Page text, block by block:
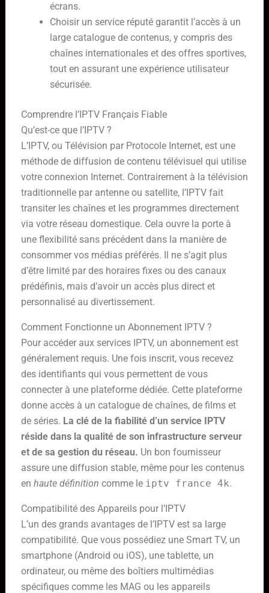
écrans.
Choisir un service réputé garantit l’accès à un
large catalogue de contenus, y compris des
chaînes internationales et des offres sportives,
tout en assurant une expérience utilisateur
sécurisée.
Comprendre l’IPTV Français Fiable
Qu’est-ce que l’IPTV ?
L’IPTV, ou Télévision par Protocole Internet, est une
méthode de diffusion de contenu télévisuel qui utilise
votre connexion Internet. Contrairement à la télévision
traditionnelle par antenne ou satellite, l’IPTV fait
transiter les chaînes et les programmes directement
via votre réseau domestique. Cela ouvre la porte à
une flexibilité sans précédent dans la manière de
consommer vos médias préférés. Il ne s’agit plus
d’être limité par des horaires fixes ou des canaux
prédéfinis, mais d’avoir un accès plus direct et
personnalisé au divertissement.
Comment Fonctionne un Abonnement IPTV ?
Pour accéder aux services IPTV, un abonnement est
généralement requis. Une fois inscrit, vous recevez
des identifiants qui vous permettent de vous
connecter à une plateforme dédiée. Cette plateforme
donne accès à un catalogue de chaînes, de films et
de séries. La clé de la fiabilité d’un service IPTV
réside dans la qualité de son infrastructure serveur
et de sa gestion du réseau. Un bon fournisseur
assure une diffusion stable, même pour les contenus
en haute définition comme le iptv france 4k.
Compatibilité des Appareils pour l’IPTV
L’un des grands avantages de l’IPTV est sa large
compatibilité. Que vous possédiez une Smart TV, un
smartphone (Android ou iOS), une tablette, un
ordinateur, ou même des boîtiers multimédias
spécifiques comme les MAG ou les appareils